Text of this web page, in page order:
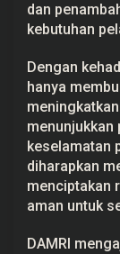
dan
kebutuhan
Dengan
hanya
menunjukkan
keselamatan
diharapkan
menciptakan
aman untuk
DAMRI